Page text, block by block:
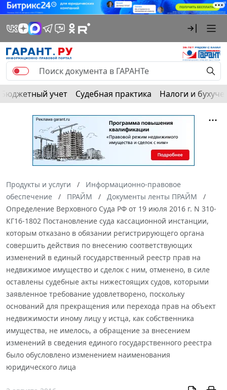
Бюджетный учет Судебная практика Налоги и
Продукты и услуги
Информационно-правовое
обеспечение
ПРАЙМ
Документы ленты ПРАЙМ
Определение Верховного Суда РФ от 19 июля 2016 г. N 310-
КГ16-1802 Постановление суда кассационной инстанции,
которым отказано в обязании регистрирующего органа
совершить действия по внесению соответствующих
изменений в единый государственный реестр прав на
недвижимое имущество и сделок с ним, отменено, в силе
оставлены судебные акты нижестоящих судов, которыми
заявленное требование удовлетворено, поскольку
оснований для прекращения или перехода прав на объект
недвижимости иному лицу у истца, как собственника
имущества, не имелось, а обращение за внесением
изменений в сведения единого государственного реестра
было обусловлено изменением наименования
юридического лица